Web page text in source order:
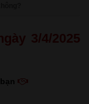
3/4/2025